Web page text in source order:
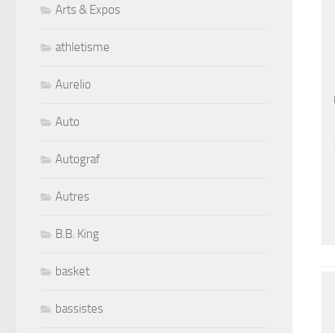
Arts & Expos
athletisme
Aurelio
Auto
Autograf
Autres
B.B. King
basket
bassistes